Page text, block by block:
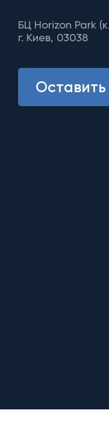
БЦ Horizon Park
г. Киев, 03038
Оставить